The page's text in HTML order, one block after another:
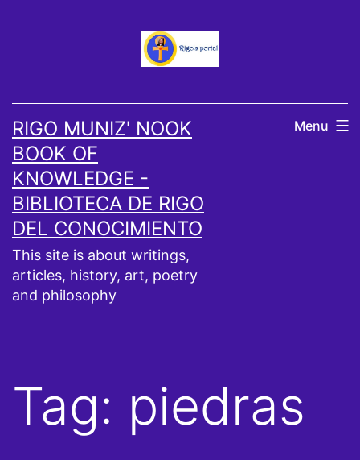
RIGO MUNIZ' NOOK
BOOK OF
KNOWLEDGE -
BIBLIOTECA DE RIGO
DEL CONOCIMIENTO
This site is about writings,
articles, history, art, poetry
and philosophy
Menu
Tag: piedras